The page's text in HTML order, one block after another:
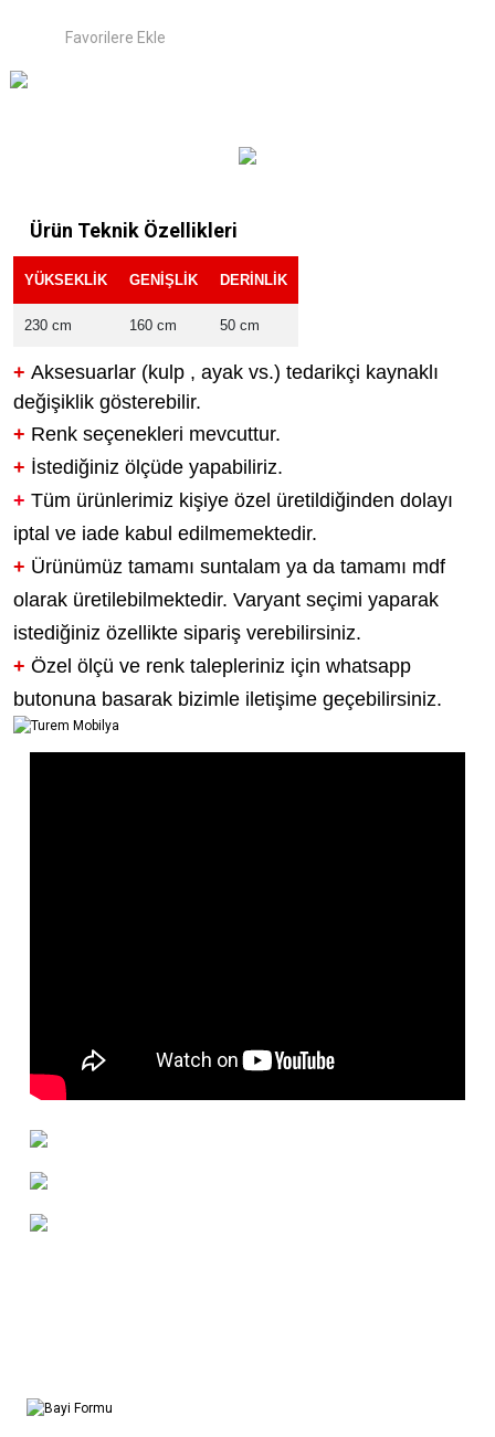
Ürün Teknik Özellikleri
YÜKSEKLİK GENİŞLİK DERİNLİK
230 cm 160 cm 50 cm
+ Aksesuarlar (kulp , ayak vs.) tedarikçi kaynaklı
değişiklik gösterebilir.
+ Renk seçenekleri mevcuttur.
+ İstediğiniz ölçüde yapabiliriz.
+ Tüm ürünlerimiz kişiye özel üretildiğinden dolayı
iptal ve iade kabul edilmemektedir.
+ Ürünümüz tamamı suntalam ya da tamamı mdf
olarak üretilebilmektedir. Varyant seçimi yaparak
istediğiniz özellikte sipariş verebilirsiniz.
+ Özel ölçü ve renk talepleriniz için whatsapp
butonuna basarak bizimle iletişime geçebilirsiniz.